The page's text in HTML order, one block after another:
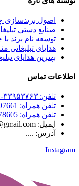
اصول
صنایع دستی
توسعه نام برند با
هدایای تبلیغاتی
بهترین هدایای
اطلاعات تماس
تلفن: ۳۳۹۵۳۷۶۳-۰۲۱ ۳۳۹۵۵۴۱۳-۰۲۱
تلفن همراه: 09198197661 - 09192098699
تلفن همراه: 09192278605
ایمیل: Mahoorgift@gmail.com
آدرس: ....
Instagram